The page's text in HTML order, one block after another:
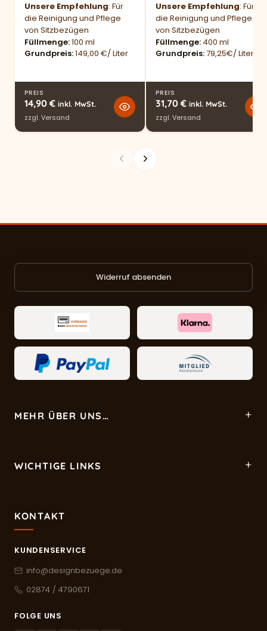
Unsere Empfehlung: Für
die Reinigung und Pflege
von Sitzbezügen
Füllmenge 100 ml
Grundpreis 149,00 €/ Liter
PREIS
14,90 € inkl. MwSt.
zzgl.Versand
Unsere Empfehlung: Für
die Reinigung und Pflege
von Sitzbezügen
Füllmenge 400 ml
Grundpreis 79,25€/ Liter
PREIS
31,70 € inkl. MwSt.
zzgl.Versand
Widerruf absenden
MEHR ÜBER UNS…
WICHTIGE LINKS
KONTAKT
KUNDENSERVICE
info@designbezuege.de
02874 / 4790671
FOLGE UNS